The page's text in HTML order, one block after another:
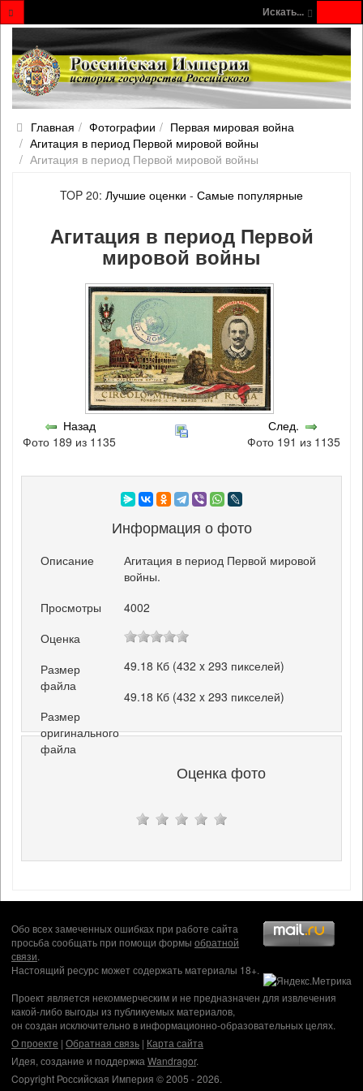
Искать...
Главная Фотографии
Первая мировая война
Агитация в период Первой мировой войны
Агитация в период Первой мировой войны
TOP 20: Лучшие оценки - Самые популярные
Агитация в период Первой
мировой войны
Назад
Фото 189 из 1135
След.
Фото 191 из 1135
Информация о фото
Описание
Агитация в период Первой мировой
войны.
Просмотры
4002
Оценка
Размер
файла
49.18 Кб (432 x 293 пикселей)
Размер
оригинального
файла
49.18 Кб (432 x 293 пикселей)
Оценка фото
Обо всех замеченных ошибках при работе сайта
просьба сообщать при помощи формы обратной
связи.
Настоящий ресурс может содержать материалы 18+.
Проект является некоммерческим и не предназначен для извлечения
какой-либо выгоды из публикуемых материалов,
он создан исключительно в информационно-образовательных целях.
О проекте | Обратная связь | Карта сайта
Идея, создание и поддержка Wandragor.
Copyright Российская Империя © 2005 - 2026.